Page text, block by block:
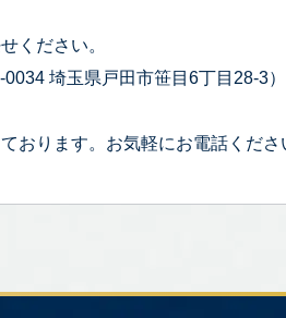
ください。
埼玉県戸田市笹目6丁目28-3）
おります。お気軽にお電話くださ